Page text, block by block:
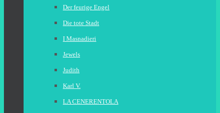
Der feurige Engel
Die tote Stadt
I Masnadieri
Jewels
Judith
Karl V.
LA CENERENTOLA